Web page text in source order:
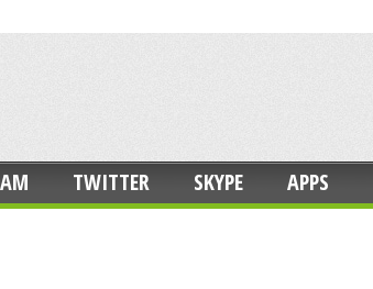
TWITTER SKYPE APPS